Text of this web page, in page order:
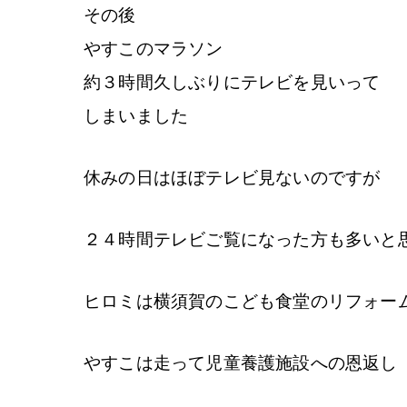
その後
やすこのマラソン
約３時間久しぶりにテレビを見いって
しまいました
休みの日はほぼテレビ見ないのですが
２４時間テレビご覧になった方も多いと
ヒロミは横須賀のこども食堂のリフォー
やすこは走って児童養護施設への恩返し